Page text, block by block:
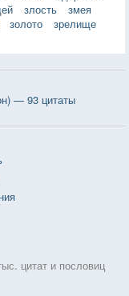
злость
змея
золото
зрелище
— 93 цитаты
цитат и пословиц